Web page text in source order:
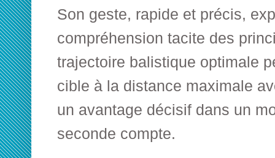
Son geste, rapide et précis,
compréhension tacite des
trajectoire balistique optimale
cible à la distance maximale
un avantage décisif dans un
seconde compte.